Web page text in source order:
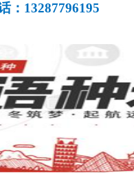
：13287796195